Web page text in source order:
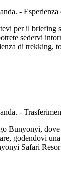
per il
sedervi
di
Bunyonyi,
godendovi
Safari